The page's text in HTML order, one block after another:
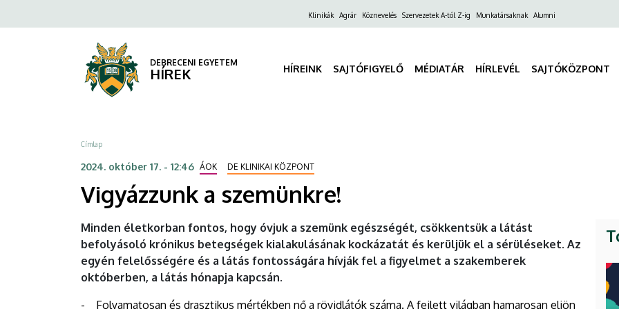
szemünkre!
EGYETEM
a
FelsőKlinikák Agrár Köznevelés Szervezetek A-tól Z-ig Munkatársaknak Alumni
DEBRECENI EGYETEM
HÍREK HÍREINK SAJTÓFIGYELŐ MÉDIATÁR HÍRLEVÉL SAJTÓKÖZPONT
Morzsa
Címlap
2024. október 17. - 12:46 ÁOK DE KLINIKAI KÖZPONT
Vigyázzunk a szemünkre!
Minden életkorban fontos, hogy óvjuk a szemünk egészségét, csökkentsük a látást
befolyásoló krónikus betegségek kialakulásának kockázatát és kerüljük el a sérüléseket. Az
egyén felelősségére és a látás fontosságára hívják fel a figyelmet a szakemberek
októberben, a látás hónapja kapcsán.
- Folyamatosan és drasztikus mértékben nő a rövidlátók száma. A fejlett világban hamarosan eljön